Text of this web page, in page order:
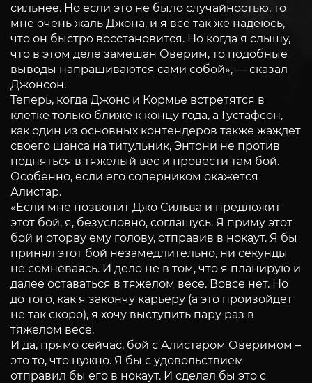
сильнее. Но если это не было случайностью, то
мне очень жаль Джона, и я все так же надеюсь,
что он быстро восстановится. Но когда я слышу,
что в этом деле замешан Оверим, то подобные
выводы напрашиваются сами собой», — сказал
Джонсон.
Теперь, когда Джонс и Кормье встретятся в
клетке только ближе к концу года, а Густафсон,
как один из основных контендеров также жаждет
своего шанса на титульник, Энтони не против
подняться в тяжелый вес и провести там бой.
Особенно, если его соперником окажется
Алистар.
«Если мне позвонит Джо Сильва и предложит
этот бой, я, безусловно, соглашусь. Я приму этот
бой и оторву ему голову, отправив в нокаут. Я бы
принял этот бой незамедлительно, ни секунды
не сомневаясь. И дело не в том, что я планирую и
далее оставаться в тяжелом весе. Вовсе нет. Но
до того, как я закончу карьеру (а это произойдет
не так скоро), я хочу выступить пару раз в
тяжелом весе.
И да, прямо сейчас, бой с Алистаром Оверимом –
это то, что нужно. Я бы с удовольствием
отправил бы его в нокаут. И сделал бы это с